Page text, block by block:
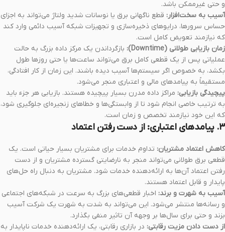
و حتی غیرممکن باشد.
آسیب به سخت‌افزار: قطع ناگهانی برق یا نوسانات شدید ولتاژ می‌تواند به اجزای
حساس سرورها، درایوهای ذخیره‌سازی و تجهیزات شبکه آسیب دائمی وارد کند
که نیازمند تعویض کامل است.
زمان بازیابی طولانی (Downtime):
بازگرداندن یک مرکز داده بزرگ به حالت
عملیاتی پس از یک قطعی کامل برق می‌تواند ساعت‌ها یا حتی روزها طول
بکشد، به خصوص اگر سیستم‌ها آسیب دیده باشند. این زمان از کار افتادگی،
مستقیماً به پیامدهای مالی و اعتباری منجر می‌شود.
پیچیدگی بازیابی: مراکز داده مدرن بسیار پیچیده هستند. بازیابی هر جزء باید
به ترتیب خاصی انجام شود تا از وابستگی‌ها و خطاهای زنجیره‌ای جلوگیری شود،
که این خود نیازمند تخصص و زمان است.
۳. پیامدهای اعتباری: از دست رفتن اعتماد
کاهش اعتماد مشتریان: تداوم خدمات برای مشتریان بسیار حیاتی است. یک
قطعی برق طولانی می‌تواند منجر به نارضایتی گسترده مشتریان و از دست
رفتن اعتماد آن‌ها به ارائه‌دهنده خدمات شود. مشتریان به دنبال راه حل‌های
پایدار و قابل اعتماد هستند.
آسیب به شهرت و برند: اخبار قطعی‌های بزرگ به سرعت در شبکه‌های اجتماعی
و رسانه‌ها منتشر می‌شود. این می‌تواند به شدت به شهرت یک شرکت آسیب
بزند و حتی برای سال‌ها بر وجهه آن تاثیر منفی بگذارد.
از دست دادن مزیت رقابتی: در بازاری رقابتی، یک ارائه‌دهنده خدمات ناپایدار به